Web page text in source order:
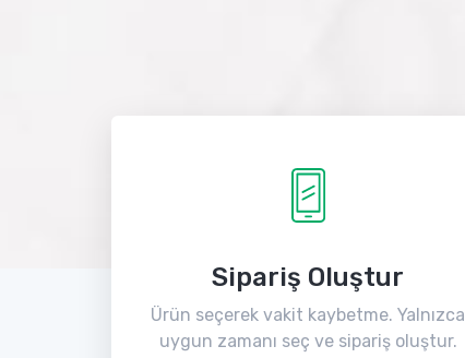
Sipariş Oluştur
Ürün seçerek vakit kaybetme. Yalnızca
uygun zamanı seç ve sipariş oluştur.